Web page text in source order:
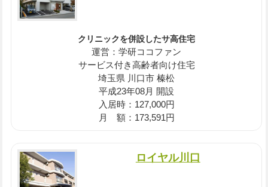
クリニックを併設したサ高住宅
運営：学研ココファン
サービス付き高齢者向け住宅
埼玉県 川口市 榛松
平成23年08月 開設
入居時：127,000円
月 額：173,591円
ロイヤル川口